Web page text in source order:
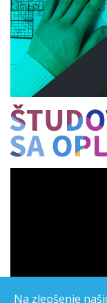
Na zlepšenie